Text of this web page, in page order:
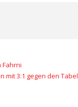
Fahrni
mit 3:1 gegen den